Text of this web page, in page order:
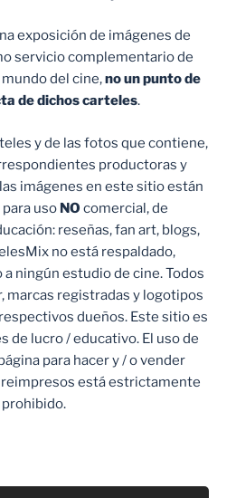
exposición de imágenes de
servicio complementario de
del cine,no un punto de
de dichos carteles.
y de las fotos que contiene,
productoras y
imágenes en este sitio están
uso NO comercial, de
reseñas, fan art, blogs,
no está respaldado,
ningún estudio de cine. Todos
marcas registradas y logotipos
dueños. Este sitio es
de lucro / educativo. El uso de
para hacer y / o vender
está estrictamente
prohibido.